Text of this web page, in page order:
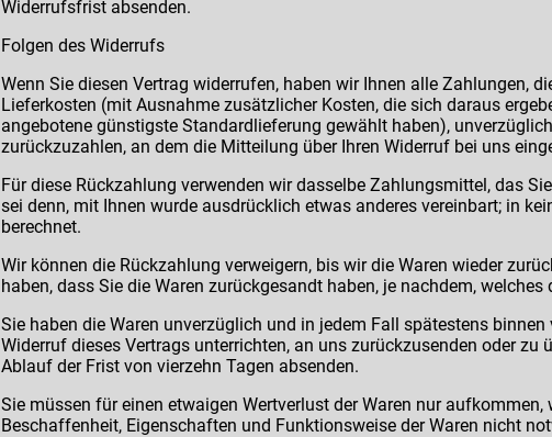
Widerrufsfrist absenden.
Folgen des Widerrufs
Wenn Sie diesen Vertrag widerrufen, haben wir Ihnen alle Zahlungen,
Lieferkosten (mit Ausnahme zusätzlicher Kosten, die sich daraus
angebotene günstigste Standardlieferung gewählt haben),
zurückzuzahlen, an dem die Mitteilung über Ihren Widerruf bei uns
Für diese Rückzahlung verwenden wir dasselbe Zahlungsmittel, das
sei denn, mit Ihnen wurde ausdrücklich etwas anderes vereinbart; in
berechnet.
Wir können die Rückzahlung verweigern, bis wir die Waren wieder
haben, dass Sie die Waren zurückgesandt haben, je nachdem,
Sie haben die Waren unverzüglich und in jedem Fall spätestens
Widerruf dieses Vertrags unterrichten, an uns zurückzusenden oder zu
Ablauf der Frist von vierzehn Tagen absenden.
Sie müssen für einen etwaigen Wertverlust der Waren nur
Beschaffenheit, Eigenschaften und Funktionsweise der Waren nicht